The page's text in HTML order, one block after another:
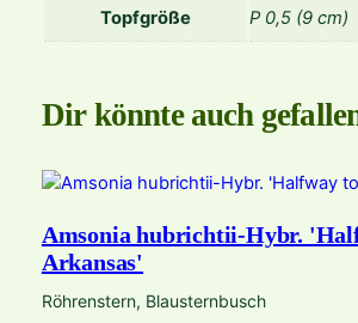
Topfgröße P 0,5 (9 cm)
Dir könnte auch
Amsonia hubrichtii-Hybr.
Arkansas'
Röhrenstern, Blausternbusch